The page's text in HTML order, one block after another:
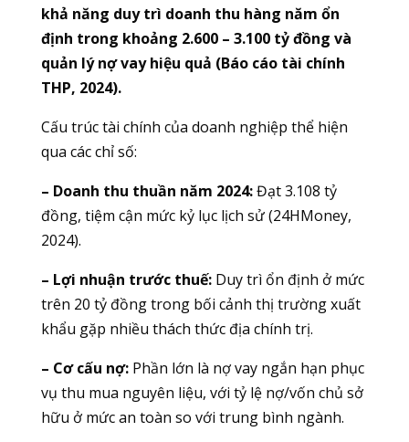
khả năng duy trì doanh thu hàng năm ổn
định trong khoảng 2.600 – 3.100 tỷ đồng và
quản lý nợ vay hiệu quả (Báo cáo tài chính
THP, 2024).
Cấu trúc tài chính của doanh nghiệp thể hiện
qua các chỉ số:
– Doanh thu thuần năm 2024:Đạt 3.108 tỷ
đồng, tiệm cận mức kỷ lục lịch sử (24HMoney,
2024).
– Lợi nhuận trước thuế:Duy trì ổn định ở mức
trên 20 tỷ đồng trong bối cảnh thị trường xuất
khẩu gặp nhiều thách thức địa chính trị.
– Cơ cấu nợ:Phần lớn là nợ vay ngắn hạn phục
vụ thu mua nguyên liệu, với tỷ lệ nợ/vốn chủ sở
hữu ở mức an toàn so với trung bình ngành.